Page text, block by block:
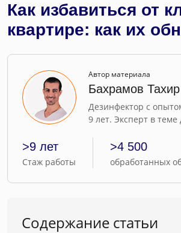
Как избавиться от
квартире: как их
Автор материала
Бахрамов Тахир
Дезинфектор с
9 лет. Эксперт в теме
>9 лет
Стаж работы
>4 500
обработанных
Содержание статьи